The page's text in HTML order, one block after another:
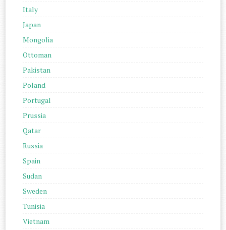
Italy
Japan
Mongolia
Ottoman
Pakistan
Poland
Portugal
Prussia
Qatar
Russia
Spain
Sudan
Sweden
Tunisia
Vietnam